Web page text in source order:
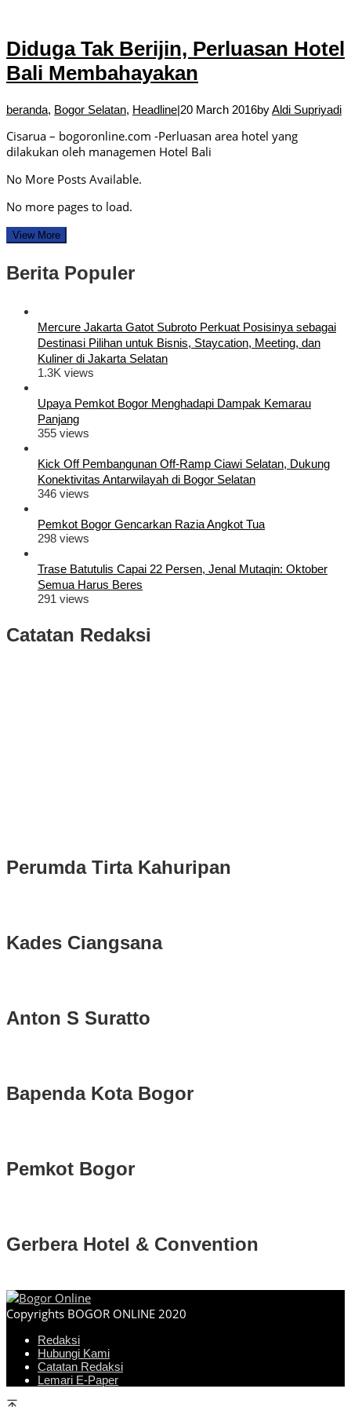
Diduga Tak Berijin, Perluasan Hotel
Bali Membahayakan
beranda, Bogor Selatan, Headline|20 March 2016byAldi Supriyadi
Cisarua – bogoronline.com -Perluasan area hotel yang
dilakukan oleh managemen Hotel Bali
No More Posts Available.
No more pages to load.
View More
Berita Populer
Mercure Jakarta Gatot Subroto Perkuat Posisinya sebagai
Destinasi Pilihan untuk Bisnis, Staycation, Meeting, dan
Kuliner di Jakarta Selatan
1.3K views
Upaya Pemkot Bogor Menghadapi Dampak Kemarau
Panjang
355 views
Kick Off Pembangunan Off-Ramp Ciawi Selatan, Dukung
Konektivitas Antarwilayah di Bogor Selatan
346 views
Pemkot Bogor Gencarkan Razia Angkot Tua
298 views
Trase Batutulis Capai 22 Persen, Jenal Mutaqin: Oktober
Semua Harus Beres
291 views
Catatan Redaksi
Perumda Tirta Kahuripan
Kades Ciangsana
Anton S Suratto
Bapenda Kota Bogor
Pemkot Bogor
Gerbera Hotel & Convention
Copyrights BOGOR ONLINE 2020
Redaksi
Hubungi Kami
Catatan Redaksi
Lemari E-Paper